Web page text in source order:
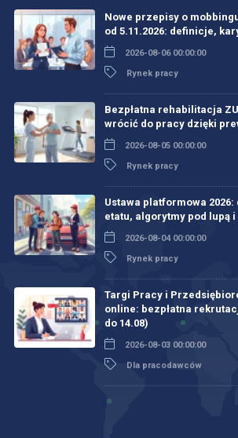
Nowe przepisy o
od 5.11.2026: definicje,
2026-08-06 00:00:00
Rynek pracy
Bezpłatna rehabilitacja
wrócić do pracy dzięki
2026-08-05 00:00:00
Rynek pracy
Ustawa platformowa
etatu, algorytmy pod lupą i
2026-08-04 00:00:00
Rynek pracy
Targi Pracy i
online: bezpłatna
do 14.08)
2026-08-03 00:00:00
Dla pracodawców